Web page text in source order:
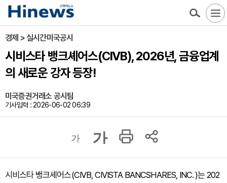
경제 > 실시간미국공시
시비스타 뱅크셰어스(CIVB), 2026년, 금융업계
의 새로운 강자 등장!
미국증권거래소 공시팀
기사입력 : 2026-06-02 06:39
가 가
시비스타 뱅크셰어스(CIVB, CIVISTA BANCSHARES, INC. )는 202